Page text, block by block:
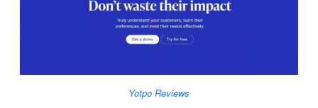
Yotpo Reviews